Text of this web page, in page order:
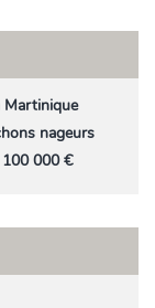
Martinique
nageurs
000 €